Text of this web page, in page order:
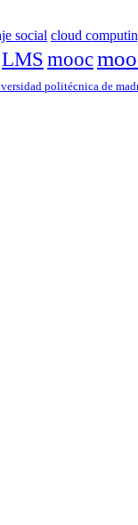
social cloud
LMS mooc
politécnica de